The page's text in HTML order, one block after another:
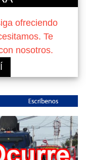
ofreciendo
Te
nosotros.